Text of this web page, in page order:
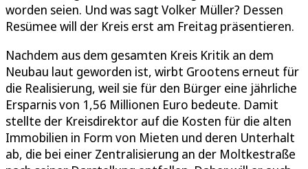
worden seien. Und was sagt Volker Müller? Dessen
Resümee will der Kreis erst am Freitag präsentieren.
Nachdem aus dem gesamten Kreis Kritik an dem
Neubau laut geworden ist, wirbt Grootens erneut für
die Realisierung, weil sie für den Bürger eine jährliche
Ersparnis von 1,56 Millionen Euro bedeute. Damit
stellte der Kreisdirektor auf die Kosten für die alten
Immobilien in Form von Mieten und deren Unterhalt
ab, die bei einer Zentralisierung an der Moltkestraße